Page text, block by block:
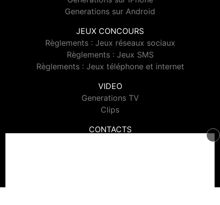
Generations sur Android
JEUX CONCOURS
Règlements : Jeux réseaux sociaux
Règlements : Jeux SMS
Règlements : Jeux téléphone et internet
VIDEO
Generations TV
Clips
CONTACTS